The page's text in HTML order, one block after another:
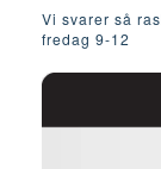
Vi svarer så
fredag ​​9-12